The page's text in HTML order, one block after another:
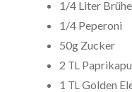
1/4 Liter Brühe
1/4 Peperoni
50g Zucker
2 TL
1 TL Golden